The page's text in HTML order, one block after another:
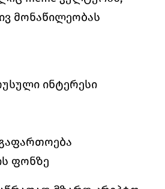
მონაწილეობას
ინტერესი
ფონზე